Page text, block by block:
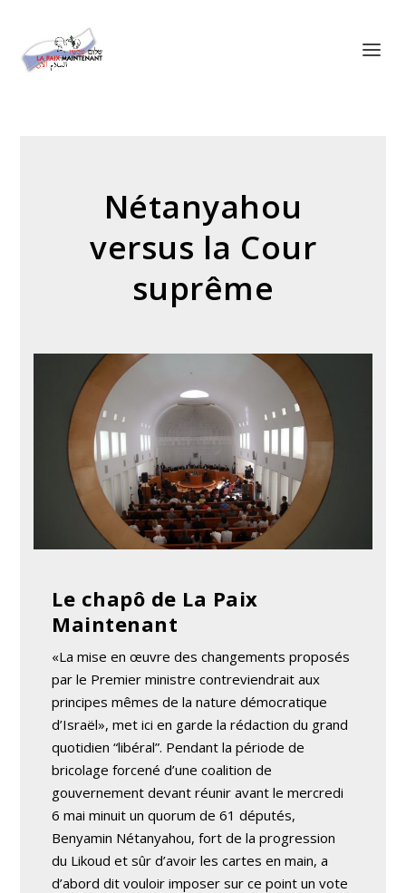
Nétanyahou
versus la Cour
suprême
Le chapô de La Paix
Maintenant
«La mise en œuvre des changements proposés
par le Premier ministre contreviendrait aux
principes mêmes de la nature démocratique
d’Israël», met ici en garde la rédaction du grand
quotidien “libéral”. Pendant la période de
bricolage forcené d’une coalition de
gouvernement devant réunir avant le mercredi
6 mai minuit un quorum de 61 députés,
Benyamin Nétanyahou, fort de la progression
du Likoud et sûr d’avoir les cartes en main, a
d’abord dit vouloir imposer sur ce point un vote